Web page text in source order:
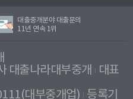
대출중개분야 대출문의
11년 연속 1위
대출나라대부중개
대표
대부중개업) 등록기